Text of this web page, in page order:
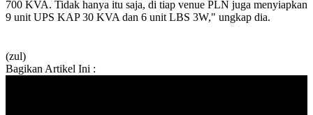
700 KVA. Tidak hanya itu saja, di tiap venue PLN juga menyiapkan
9 unit UPS KAP 30 KVA dan 6 unit LBS 3W," ungkap dia.
(zul)
Bagikan Artikel Ini :